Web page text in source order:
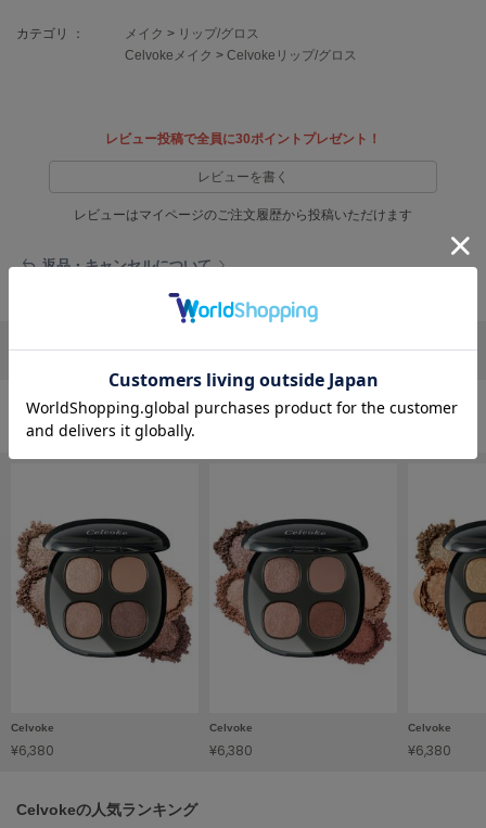
emmi yoga
エトレトウキョウ
FILA
フィラ
FURFUR
ファーファー
gelato pique
ジェラート ピケ
gelato pique Sleep
GRAMICCI
カテゴリ ： メイク > リップ/グロス
Celvokeメイク > Celvokeリップ/グロス
レビュー投稿で全員に30ポイントプレゼント！
レビューを書く
レビューはマイページのご注文履歴から投稿いただけます
返品・キャンセルについて
リポストする LINEで送る
メイクの人気ランキング
Celvoke
¥6,380
Celvoke
¥6,380
Celvoke
¥6,380
Celvokeの人気ランキング